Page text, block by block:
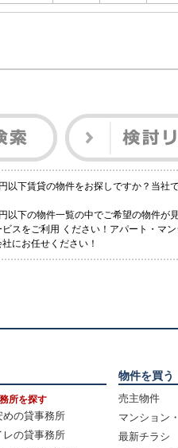
以下賃貸の物件をお探しですか？当社
以下の物件一覧の中でご希望の物件が
スをご利用 ください！アパート・マ
にお任せください！
所を探す
めの貸事務所
レの貸事務所
物件を買う
売主物件
マンション
最新チラシ